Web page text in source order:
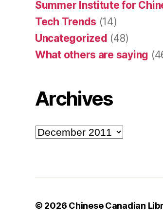
Summer Institute for
Tech Trends (14)
Uncategorized (48)
What others are saying
Archives
Archives
© 2026 Chinese Canadian